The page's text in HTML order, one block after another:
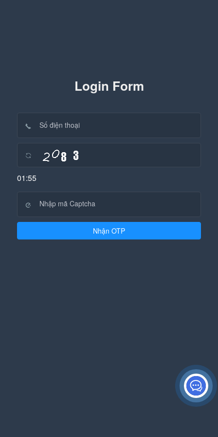
Login Form
01:55
Nhận OTP